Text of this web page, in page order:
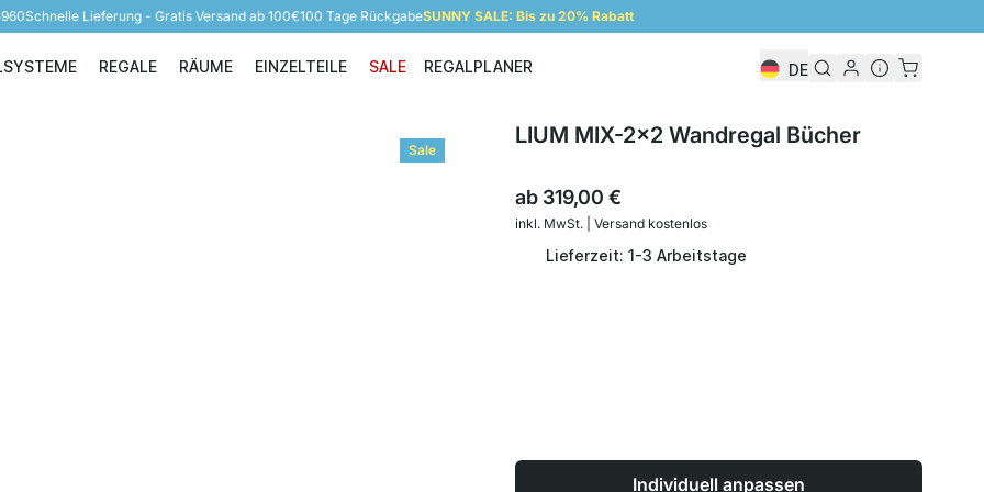
Schnelle Lieferung - Gratis Versand ab 100€100 Tage RückgabeSUNNY SALE: Bis zu 20% Rabatt
Regalsysteme
REGALE
Regale
RÄUME
Räume
EINZELTEILE
Einzelteile
SALE REGALPLANER DE
Sale
LIUM MIX-2x2 Wandregal Bücher
ab 319,00 €
inkl. MwSt. | Versand kostenlos
Lieferzeit: 1-3 Arbeitstage
Individuell anpassen